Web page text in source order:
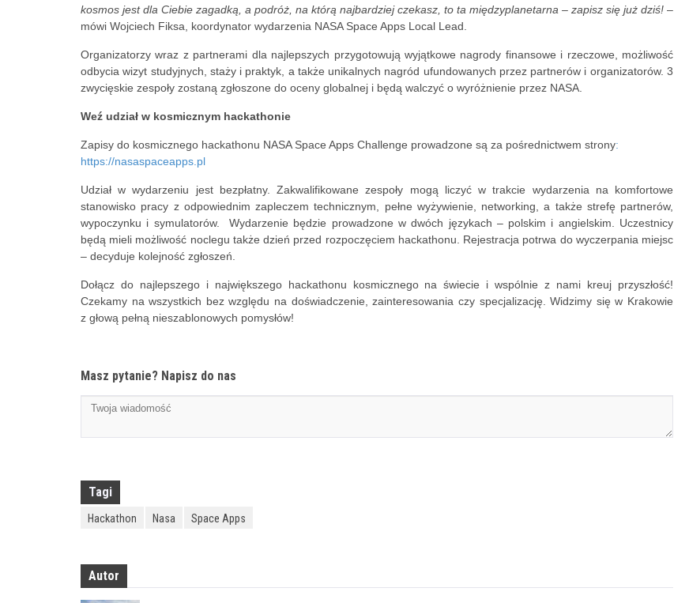
kosmos jest dla Ciebie zagadką, a podróż, na którą najbardziej czekasz, to ta międzyplanetarna – zapisz się już dziś! –
mówi Wojciech Fiksa, koordynator wydarzenia NASA Space Apps Local Lead.
Organizatorzy wraz z partnerami dla najlepszych przygotowują wyjątkowe nagrody finansowe i rzeczowe, możliwość
odbycia wizyt studyjnych, staży i praktyk, a także unikalnych nagród ufundowanych przez partnerów i organizatorów. 3
zwycięskie zespoły zostaną zgłoszone do oceny globalnej i będą walczyć o wyróżnienie przez NASA.
Weź udział w kosmicznym hackathonie
Zapisy do kosmicznego hackathonu NASA Space Apps Challenge prowadzone są za pośrednictwem strony:
https://nasaspaceapps.pl
Udział w wydarzeniu jest bezpłatny. Zakwalifikowane zespoły mogą liczyć w trakcie wydarzenia na komfortowe
stanowisko pracy z odpowiednim zapleczem technicznym, pełne wyżywienie, networking, a także strefę partnerów,
wypoczynku i symulatorów. Wydarzenie będzie prowadzone w dwóch językach – polskim i angielskim. Uczestnicy
będą mieli możliwość noclegu także dzień przed rozpoczęciem hackathonu. Rejestracja potrwa do wyczerpania miejsc
– decyduje kolejność zgłoszeń.
Dołącz do najlepszego i największego hackathonu kosmicznego na świecie i wspólnie z nami kreuj przyszłość!
Czekamy na wszystkich bez względu na doświadczenie, zainteresowania czy specjalizację. Widzimy się w Krakowie
z głową pełną nieszablonowych pomysłów!
Masz pytanie? Napisz do nas
Tagi
Hackathon Nasa Space Apps
Autor